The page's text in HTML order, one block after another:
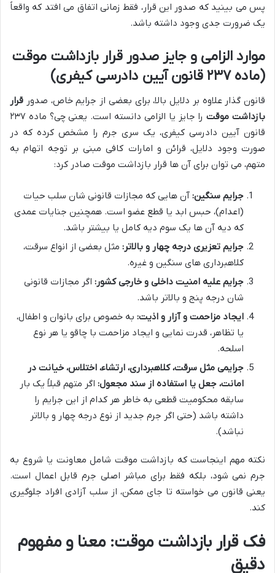
پس می بینید که صدور این قرار، فقط زمانی اتفاق می افتد که واقعاً
یک ضرورت جدی وجود داشته باشد.
موارد الزامی و جایز صدور قرار بازداشت موقت
(ماده ۲۳۷ قانون آیین دادرسی کیفری)
قانون گذار علاوه بر دلایل بالا، برای بعضی از جرایم خاص، صدور قرار
بازداشت موقت
را جایز یا الزامی دانسته است. یعنی چی؟ ماده ۲۳۷
قانون آیین دادرسی کیفری، یک سری جرم را مشخص کرده که در
صورت وجود دلایل، قرائن و امارات کافی مبنی بر توجه اتهام به
متهم، می توان برای آن ها قرار بازداشت موقت صادر کرد:
جرایم سنگین: آن هایی که مجازات قانونی شان سلب حیات
(اعدام)، حبس ابد یا قطع عضو است. همچنین جنایات عمدی
که دیه آن ها یک سوم دیه کامل یا بیشتر باشد.
جرایم تعزیری درجه چهار و بالاتر: مثل بعضی از انواع سرقت،
کلاهبرداری های سنگین و غیره.
جرایم علیه امنیت داخلی و خارجی کشور: اگر مجازات قانونی
شان درجه پنج و بالاتر باشد.
ایجاد مزاحمت و آزار و اذیت: به خصوص برای بانوان و اطفال،
یا تظاهر، قدرت نمایی و ایجاد مزاحمت با چاقو یا هر نوع
اسلحه.
جرایمی مثل سرقت، کلاهبرداری، ارتشاء، اختلاس، خیانت در
امانت، جعل یا استفاده از سند مجعول: اگر متهم قبلاً یک بار
سابقه محکومیت قطعی به خاطر هر کدام از این جرایم را
داشته باشد (حتی اگر جرم جدید از نوع درجه چهار و بالاتر
نباشد).
نکته مهم اینجاست که بازداشت موقت شامل معاونت یا شروع به
جرم نمی شود، بلکه فقط برای مباشر اصلی جرم قابل اعمال است.
یعنی قانون می خواسته تا جای ممکن، از سلب آزادی افراد جلوگیری
کند.
فک قرار بازداشت موقت: معنا و مفهوم
دقیق